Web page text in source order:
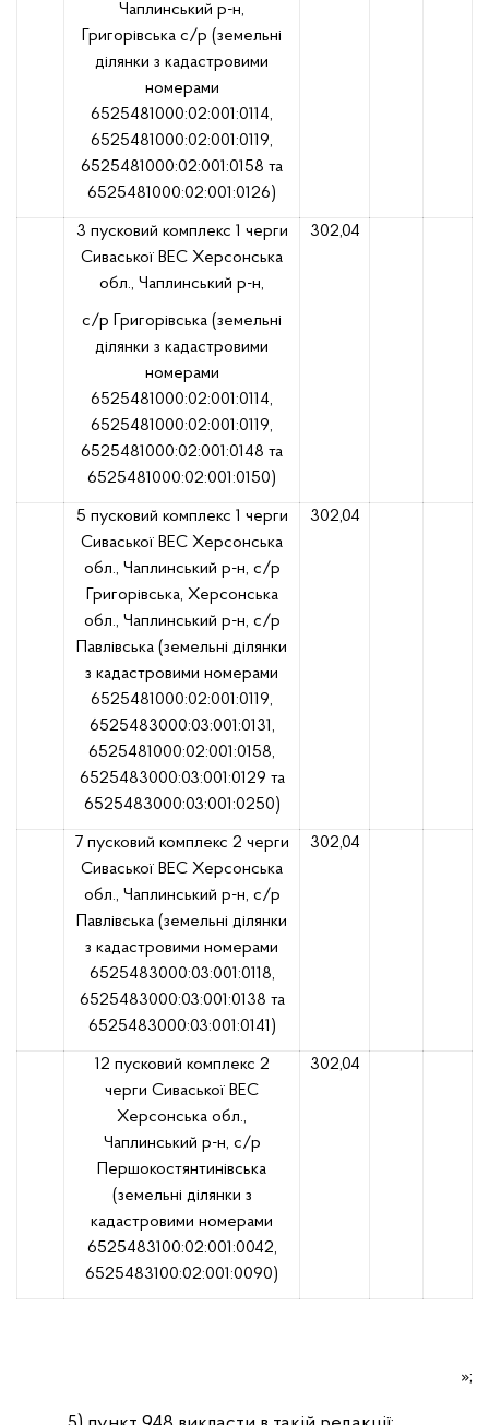
Чаплинський р-н,
Григорівська с/р (земельні
ділянки з кадастровими
номерами
6525481000:02:001:0114,
6525481000:02:001:0119,
6525481000:02:001:0158 та
6525481000:02:001:0126)
3 пусковий комплекс 1 черги
Сиваської ВЕС Херсонська
обл., Чаплинський р-н,
с/р Григорівська (земельні
ділянки з кадастровими
номерами
6525481000:02:001:0114,
6525481000:02:001:0119,
6525481000:02:001:0148 та
6525481000:02:001:0150)
302,04
5 пусковий комплекс 1 черги
Сиваської ВЕС Херсонська
обл., Чаплинський р-н, с/р
Григорівська, Херсонська
обл., Чаплинський р-н, с/р
Павлівська (земельні ділянки
з кадастровими номерами
6525481000:02:001:0119,
6525483000:03:001:0131,
6525481000:02:001:0158,
6525483000:03:001:0129 та
6525483000:03:001:0250)
302,04
7 пусковий комплекс 2 черги
Сиваської ВЕС Херсонська
обл., Чаплинський р-н, с/р
Павлівська (земельні ділянки
з кадастровими номерами
6525483000:03:001:0118,
6525483000:03:001:0138 та
6525483000:03:001:0141)
302,04
12 пусковий комплекс 2
черги Сиваської ВЕС
Херсонська обл.,
Чаплинський р-н, с/р
Першокостянтинівська
(земельні ділянки з
кадастровими номерами
6525483100:02:001:0042,
6525483100:02:001:0090)
302,04
»;